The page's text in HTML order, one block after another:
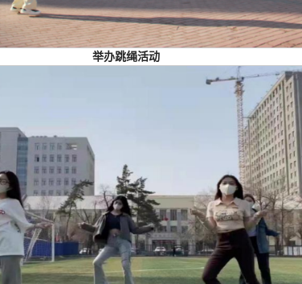
举办跳绳活动